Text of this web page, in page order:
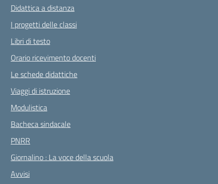
Didattica a distanza
I progetti delle classi
Libri di testo
Orario ricevimento docenti
Le schede didattiche
Viaggi di istruzione
Modulistica
Bacheca sindacale
PNRR
Giornalino : La voce della scuola
Avvisi